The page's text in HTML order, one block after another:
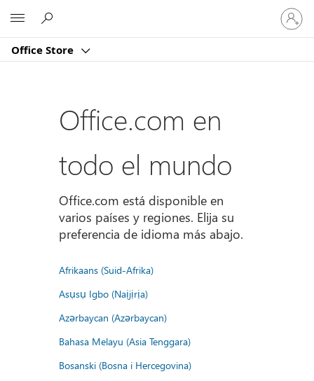
Office Store
Iniciar
sesión
en
cuenta
Office.com en
todo el mundo
Office.com está disponible en
varios países y regiones. Elija su
preferencia de idioma más abajo.
Afrikaans (Suid-Afrika)
Asụsụ Igbo (Naịjịrịa)
Azərbaycan (Azərbaycan)
Bahasa Melayu (Asia Tenggara)
Bosanski (Bosna i Hercegovina)